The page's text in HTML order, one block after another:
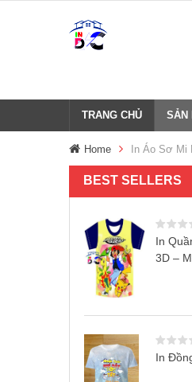
TRANG CHỦ SẢN
Home In Áo Sơ Mi
BEST SELLERS
In
3D –
In